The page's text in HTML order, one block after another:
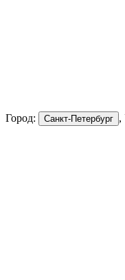
Город: Санкт-Петербург ,